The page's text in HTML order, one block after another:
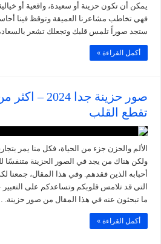
يمكن أن تكون حزينة أو سعيدة، واقعية أو
فهي تخاطب مشاعرنا العميقة وتوقظ فينا
ستجد صوراً تلمس قلبك وتجعلك تشعر بالسعادة
أكمل القراءة »
تقطع القلب
الألم والحزن جزء من الحياة، فكل منا يمر
ولكن هناك من يجد في الصور الحزينة متنفسًا
أحبابه الذين فقدهم. وفي هذا المقال، جمعنا
التي قد تلامس قلوبكم وتساعدكم على
ما تبحثون عنه في هذا المقال من صور حزينة. …
أكمل القراءة »